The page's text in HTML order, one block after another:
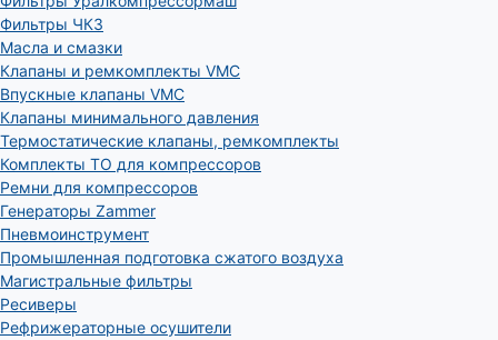
Фильтры ЧКЗ
Масла и смазки
Клапаны и ремкомплекты VMC
Впускные клапаны VMC
Клапаны минимального давления
Термостатические клапаны, ремкомплекты
Комплекты ТО для компрессоров
Ремни для компрессоров
Генераторы Zammer
Пневмоинструмент
Промышленная подготовка сжатого воздуха
Магистральные фильтры
Ресиверы
Рефрижераторные осушители